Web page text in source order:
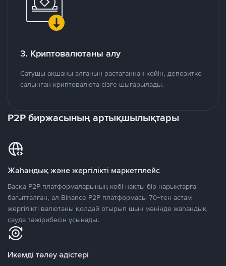
3. Криптовалютаны алу
Сатушы ақшаны алғанын растағаннан кейін, депозитке
салынған криптовалюта сізге шығарылады.
P2P биржасының артықшылықтары
Жаһандық және жергілікті маркетплейс
Басқа P2P платформаларының көбі нақты бір нарықтарға
бағытталған, ал Binance P2P платформасы 70-тен астам
жергілікті валютаны қолдай отырып шын мәнінде жаһандық
сауда тәжірибесін ұсынады.
Икемді төлеу әдістері